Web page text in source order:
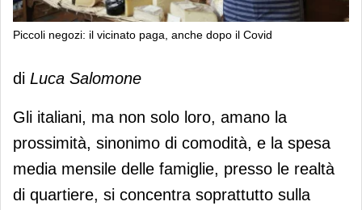
Piccoli negozi: il vicinato paga, anche dopo il Covid
Piccoli negozi: il vicinato paga, anche
dopo il Covid
di Luca Salomone
Gli italiani, ma non solo loro, amano la
prossimità, sinonimo di comodità, e la spesa
media mensile delle famiglie, presso le realtà
di quartiere, si concentra soprattutto sulla